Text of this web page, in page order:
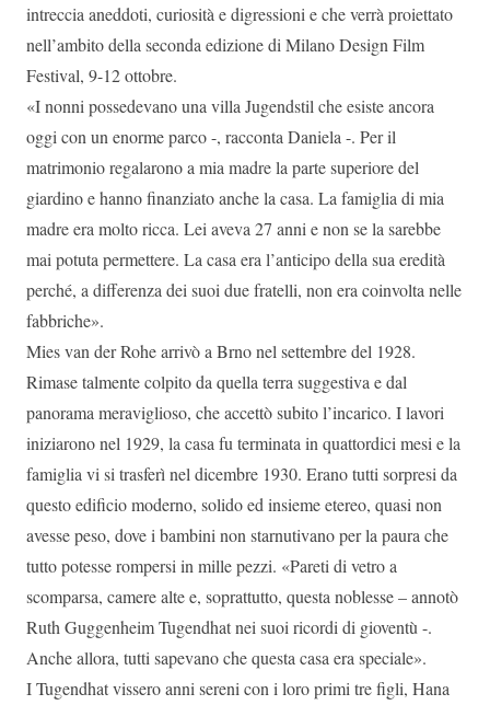
intreccia aneddoti, curiosità e digressioni e che verrà proiettato
nell’ambito della seconda edizione di Milano Design Film
Festival, 9-12 ottobre.
«I nonni possedevano una villa Jugendstil che esiste ancora
oggi con un enorme parco -, racconta Daniela -. Per il
matrimonio regalarono a mia madre la parte superiore del
giardino e hanno finanziato anche la casa. La famiglia di mia
madre era molto ricca. Lei aveva 27 anni e non se la sarebbe
mai potuta permettere. La casa era l’anticipo della sua eredità
perché, a differenza dei suoi due fratelli, non era coinvolta nelle
fabbriche».
Mies van der Rohe arrivò a Brno nel settembre del 1928.
Rimase talmente colpito da quella terra suggestiva e dal
panorama meraviglioso, che accettò subito l’incarico. I lavori
iniziarono nel 1929, la casa fu terminata in quattordici mesi e la
famiglia vi si trasferì nel dicembre 1930. Erano tutti sorpresi da
questo edificio moderno, solido ed insieme etereo, quasi non
avesse peso, dove i bambini non starnutivano per la paura che
tutto potesse rompersi in mille pezzi. «Pareti di vetro a
scomparsa, camere alte e, soprattutto, questa noblesse – annotò
Ruth Guggenheim Tugendhat nei suoi ricordi di gioventù -.
Anche allora, tutti sapevano che questa casa era speciale».
I Tugendhat vissero anni sereni con i loro primi tre figli, Hana